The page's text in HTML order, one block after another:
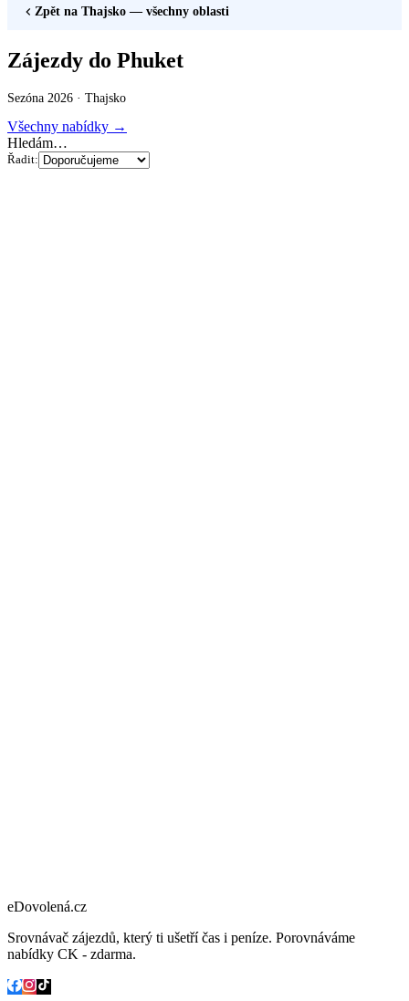
Zpět na Thajsko — všechny oblasti
Zájezdy do Phuket
Sezóna 2026 · Thajsko
Všechny nabídky →
Hledám…
Řadit:
eDovolená.cz
Srovnávač zájezdů, který ti ušetří čas i peníze. Porovnáváme
nabídky CK - zdarma.